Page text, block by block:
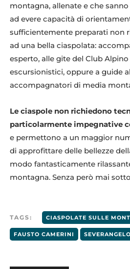
montagna, allenate e che
ad evere capacità di
sufficientemente preparati non
ad una bella ciaspolata:
esperto, alle gite del Club
escursionistici, oppure a guide
accompagnatori di media
Le ciaspole non richiedono
particolarmente impegnative
e permettono a un maggior
di approfittare delle bellezze
modo fantasticamente
montagna. Senza però mai
TAGS: CIASPOLATE SULLE
FAUSTO CAMERINI